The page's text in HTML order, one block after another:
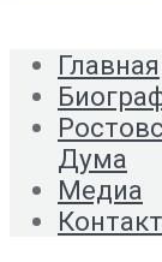
Главная
Дума
Медиа